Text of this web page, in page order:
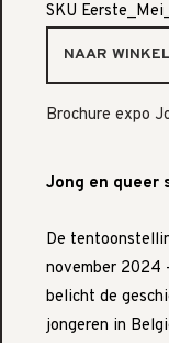
SKU
Brochure expo
Jong en queer
De
november 2024
belicht de
jongeren in